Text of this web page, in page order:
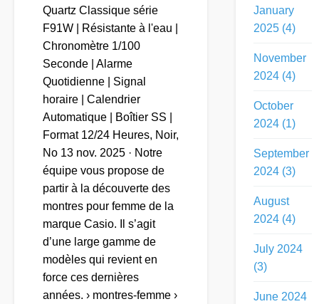
Quartz Classique série
F91W | Résistante à l'eau |
Chronomètre 1/100
Seconde | Alarme
Quotidienne | Signal
horaire | Calendrier
Automatique | Boîtier SS |
Format 12/24 Heures, Noir,
No 13 nov. 2025 · Notre
équipe vous propose de
partir à la découverte des
montres pour femme de la
marque Casio. Il s’agit
d’une large gamme de
modèles qui revient en
force ces dernières
années. › montres-femme ›
January
2025 (4)
November
2024 (4)
October
2024 (1)
September
2024 (3)
August
2024 (4)
July 2024
(3)
June 2024